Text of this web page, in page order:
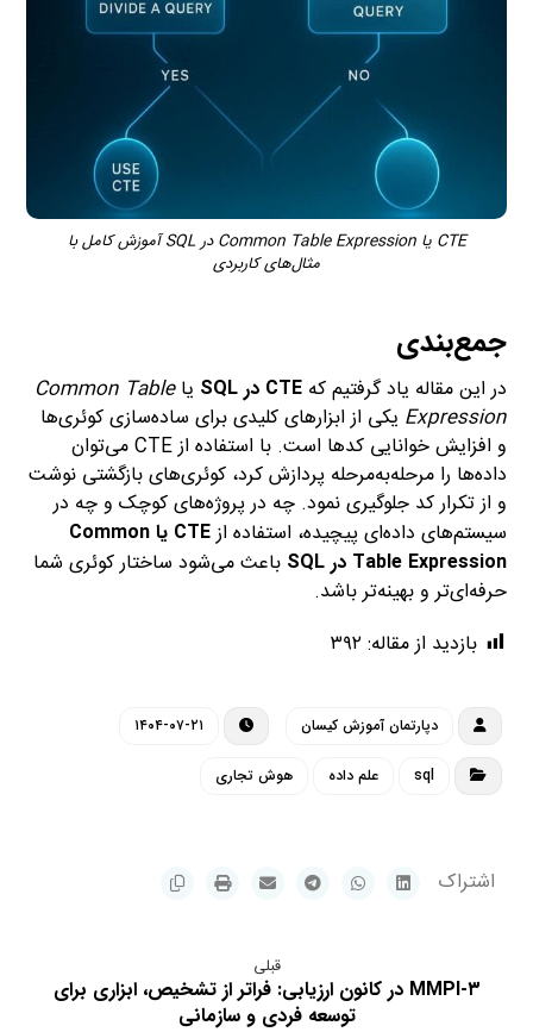
CTE یا Common Table Expression در SQL آموزش کامل با
مثال‌های کاربردی
جمع‌بندی
در این مقاله یاد گرفتیم کهCTE در SQL یاCommon Table
Expression یکی از ابزارهای کلیدی برای ساده‌سازی کوئری‌ها
و افزایش خوانایی کدها است. با استفاده از CTE می‌توان
داده‌ها را مرحله‌به‌مرحله پردازش کرد، کوئری‌های بازگشتی نوشت
و از تکرار کد جلوگیری نمود. چه در پروژه‌های کوچک و چه در
سیستم‌های داده‌ای پیچیده، استفاده از
CTE یا Common
Table Expression در SQL
باعث می‌شود ساختار کوئری شما
حرفه‌ای‌تر و بهینه‌تر باشد.
بازدید از مقاله: ۳۹۲
دپارتمان آموزش کیسان ۱۴۰۴-۰۷-۲۱
sql علم داده هوش تجاری
قبلی
MMPI-۳ در کانون ارزیابی: فراتر از تشخیص، ابزاری برای
توسعه فردی و سازمانی